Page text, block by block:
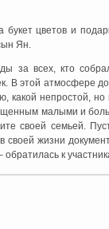
цветов и
Ян.
за всех, кто
В этой атмосфере
какой непростой,
малыми и
своей семьей.
своей жизни
обратилась к